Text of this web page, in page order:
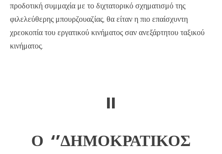
προδοτική συμμαχία με το διχτατορικό σχηματισμό της
φιλελεύθερης μπουρζουαζίας, θα είταν η πιο επαίσχυντη
χρεοκοπία του εργατικού κινήματος σαν ανεξάρτητου ταξικού
κινήματος.
II
Ο ‘’ΔΗΜΟΚΡΑΤΙΚΟΣ